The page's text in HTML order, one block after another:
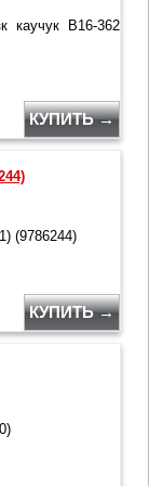
каучук В16-362
КУПИТЬ →
(9786244)
КУПИТЬ →